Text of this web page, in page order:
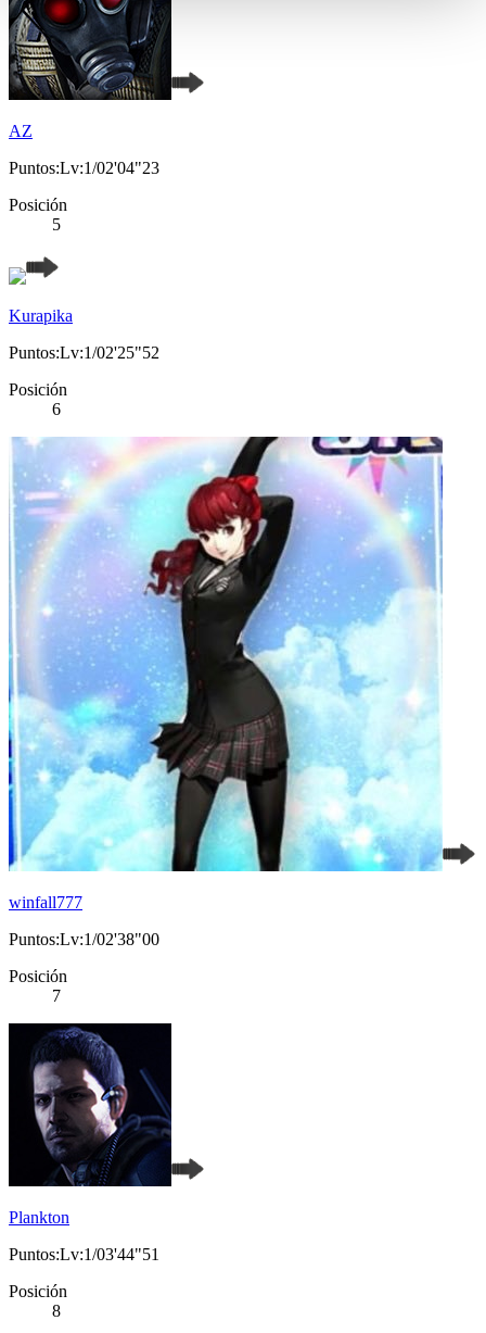
AZ
Puntos:Lv:1/02'04"23
Posición
5
Kurapika
Puntos:Lv:1/02'25"52
Posición
6
winfall777
Puntos:Lv:1/02'38"00
Posición
7
Plankton
Puntos:Lv:1/03'44"51
Posición
8